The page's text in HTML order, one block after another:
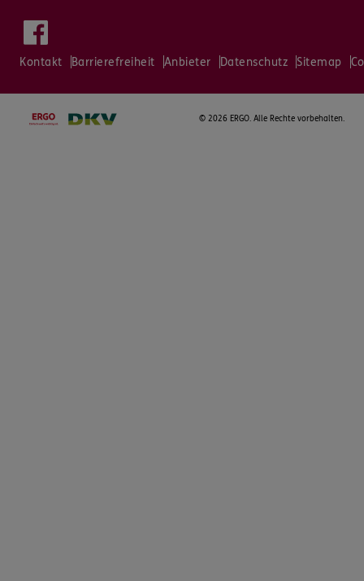
Kontakt Barrierefreiheit Anbieter Datenschutz Sitemap
© 2026 ERGO. Alle Rechte vorbehalten.